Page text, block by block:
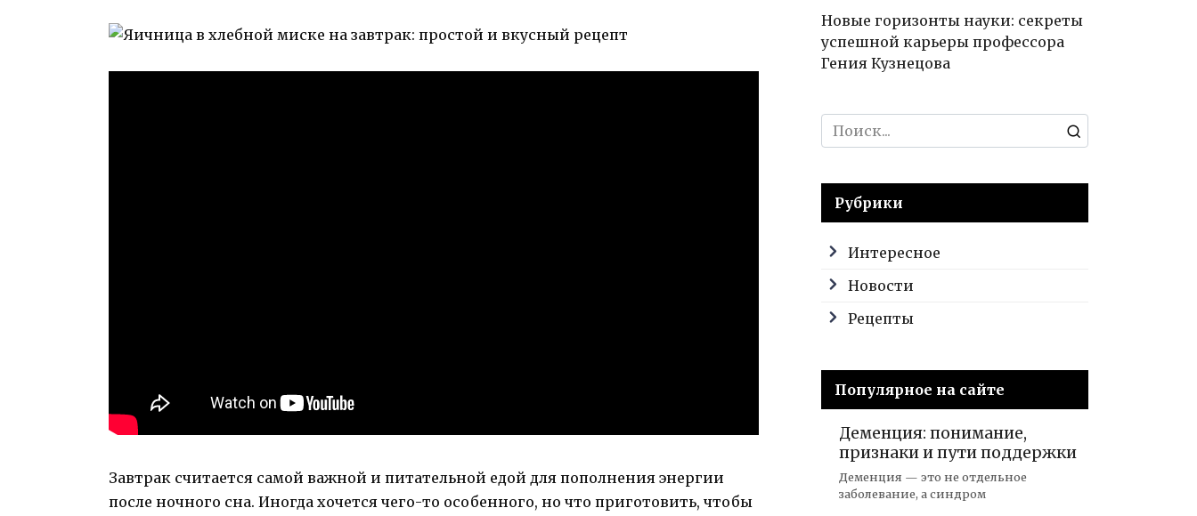
Завтрак считается самой важной и питательной едой для пополнения энергии
после ночного сна. Иногда хочется чего-то особенного, но что приготовить, чтобы
Новые горизонты науки: секреты
успешной карьеры профессора
Гения Кузнецова
Search
for:
Рубрики
Интересное
Новости
Рецепты
Популярное на сайте
Деменция: понимание,
признаки и пути поддержки
Деменция — это не отдельное
заболевание, а синдром